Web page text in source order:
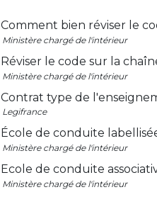
Comment bien réviser le
Ministère chargé de l'intérieur
Réviser le code sur la
Ministère chargé de l'intérieur
Contrat type de
Legifrance
École de conduite
Ministère chargé de l'intérieur
Ecole de conduite
Ministère chargé de l'intérieur